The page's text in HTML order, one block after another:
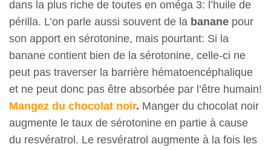
dans la plus riche de toutes en oméga 3: l’huile de
périlla. L’on parle aussi souvent de la banane pour
son apport en sérotonine, mais pourtant: Si la
banane contient bien de la sérotonine, celle-ci ne
peut pas traverser la barrière hématoencéphalique
et ne peut donc pas être absorbée par l’être humain!
Mangez du chocolat noir. Manger du chocolat noir
augmente le taux de sérotonine en partie à cause
du resvératrol. Le resvératrol augmente à la fois les